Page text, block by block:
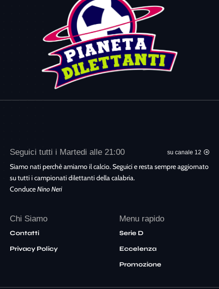
Seguici tutti i Martedi alle 21:00 su canale 12
Siamo nati perchè amiamo il calcio. Seguici e resta sempre aggiornato
su tutti i campionati dilettanti della calabria.
ConduceNino Neri
Chi Siamo
Contatti
Privacy Policy
Menu rapido
Serie D
Eccelenza
Promozione